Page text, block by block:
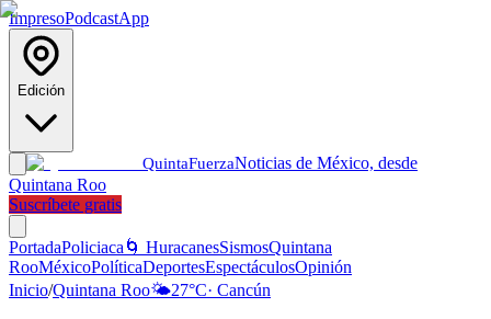
ImpresoPodcastApp
Edición
QuintaFuerzaNoticias de México, desde
Quintana Roo
Suscríbete gratis
PortadaPoliciaca 🌀 HuracanesSismosQuintana
RooMéxicoPolíticaDeportesEspectáculosOpinión
Inicio/Quintana Roo🌤️27°C· Cancún